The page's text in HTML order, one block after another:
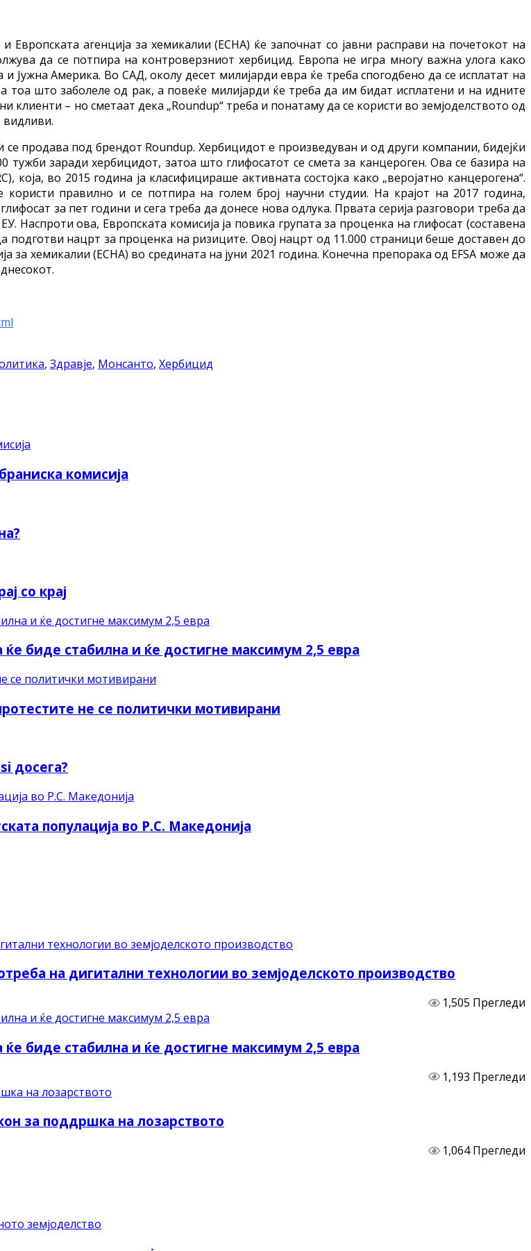
Европската агенција за хемикалии (ECHA) ќе започнат со јавни расправи на почетокот на
да се потпира на контроверзниот хербицид. Европа не игра многу важна улога како
Јужна Америка. Во САД, околу десет милијарди евра ќе треба спогодбено да се исплатат на
тоа што заболеле од рак, а повеќе милијарди ќе треба да им бидат исплатени и на идните
клиенти – но сметаат дека „Roundup“ треба и понатаму да се користи во земјоделството од
видливи.
продава под брендот Roundup. Хербицидот е произведуван и од други компании, бидејќи
заради хербицидот, затоа што глифосатот се смета за канцероген. Ова се базира на
во 2015 година ја класифицираше активната состојка како „веројатно канцерогена“.
користи правилно и се потпира на голем број научни студии. На крајот на 2017 година,
за пет години и сега треба да донесе нова одлука. Првата серија разговори треба да
Наспроти ова, Европската комисија ја повика групата за проценка на глифосат (составена
подготви нацрт за проценка на ризиците. Овој нацрт од 11.000 страници беше доставен до
за хемикалии (ECHA) во средината на јуни 2021 година. Конечна препорака од EFSA може да
, Здравје, Монсанто, Хербицид
комисија
со крај
биде стабилна и ќе достигне максимум 2,5 евра
не се политички мотивирани
досега?
популација во Р.С. Македонија
на дигитални технологии во земјоделското производство
1,505 Прегледи
биде стабилна и ќе достигне максимум 2,5 евра
1,193 Прегледи
за поддршка на лозарството
1,064 Прегледи